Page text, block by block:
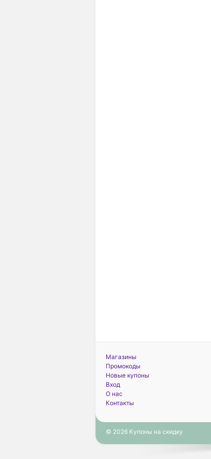
Магазины
Промокоды
Новые купоны
Вход
О нас
Контакты
© 2026 Купоны на скидку